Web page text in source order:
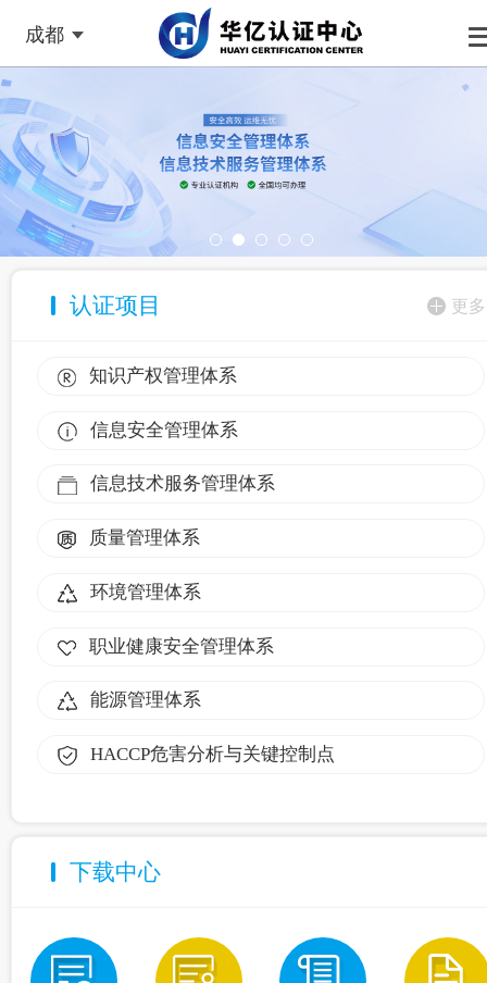
成都
认证项目 更多
知识产权管理体系
信息安全管理体系
信息技术服务管理体系
质量管理体系
环境管理体系
职业健康安全管理体系
能源管理体系
HACCP危害分析与关键控制点
下载中心